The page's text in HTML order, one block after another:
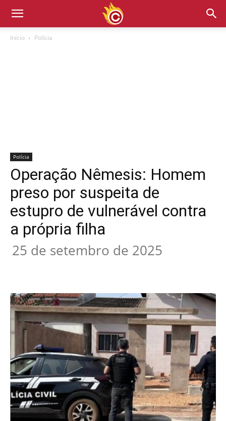
Início Polícia
Polícia
Operação Nêmesis: Homem
preso por suspeita de
estupro de vulnerável contra
a própria filha
25 de setembro de 2025